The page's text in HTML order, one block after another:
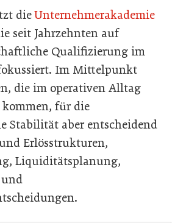
dieUnternehmerakademie
seit Jahrzehnten auf
Qualifizierung im
Im Mittelpunkt
die im operativen Alltag
für die
Stabilität aber entscheidend
Erlösstrukturen,
Liquiditätsplanung,